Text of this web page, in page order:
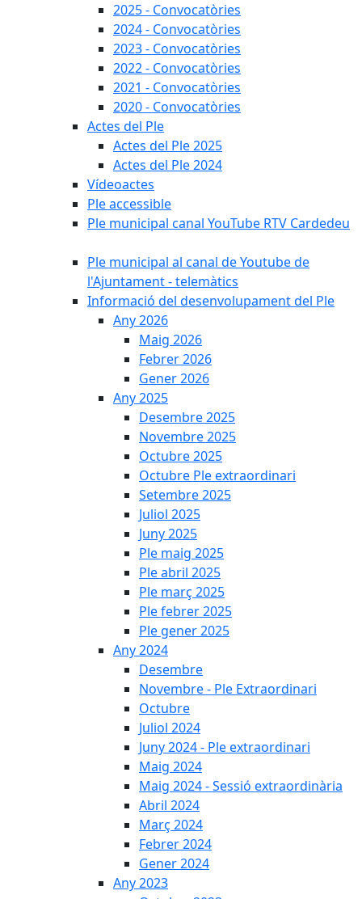
2025 - Convocatòries
2024 - Convocatòries
2023 - Convocatòries
2022 - Convocatòries
2021 - Convocatòries
2020 - Convocatòries
Actes del Ple
Actes del Ple 2025
Actes del Ple 2024
Vídeoactes
Ple accessible
Ple municipal canal YouTube RTV Cardedeu
Ple municipal al canal de Youtube de
l'Ajuntament - telemàtics
Informació del desenvolupament del Ple
Any 2026
Maig 2026
Febrer 2026
Gener 2026
Any 2025
Desembre 2025
Novembre 2025
Octubre 2025
Octubre Ple extraordinari
Setembre 2025
Juliol 2025
Juny 2025
Ple maig 2025
Ple abril 2025
Ple març 2025
Ple febrer 2025
Ple gener 2025
Any 2024
Desembre
Novembre - Ple Extraordinari
Octubre
Juliol 2024
Juny 2024 - Ple extraordinari
Maig 2024
Maig 2024 - Sessió extraordinària
Abril 2024
Març 2024
Febrer 2024
Gener 2024
Any 2023